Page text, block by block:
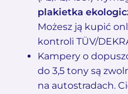
plakietka
Możesz ją kupić
kontroli TÜV/
Kampery o
do 3,5 tony są
na autostradach.